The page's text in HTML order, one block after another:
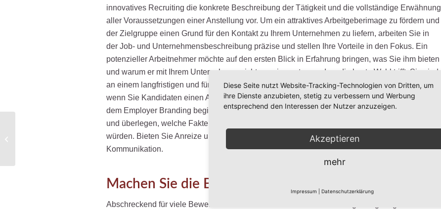
innovatives Recruiting die konkrete Beschreibung der Tätigkeit und die vollständige Erwähnung
aller Voraussetzungen einer Anstellung vor. Um ein attraktives Arbeitgeberimage zu fördern und
der Zielgruppe einen Grund für den Kontakt zu Ihrem Unternehmen zu liefern, arbeiten Sie in
der Job- und Unternehmensbeschreibung präzise und stellen Ihre Vorteile in den Fokus. Ein
potenzieller Arbeitnehmer möchte auf den ersten Blick in Erfahrung bringen, was Sie ihm bieten
und warum er mit Ihrem Unternehmen nicht nur eine gute, sondern die beste Wahl trifft. Sie sind
an einem langfristigen und für beide Seiten zufriedenstellenden Arbeitsvertrag interessiert,
wenn Sie Kandidaten einen Anreiz für die Tendenz zu Ihrer Firma bieten müssen. Ehe Sie mit
dem Employer Branding beginnen und Spezialisten für Ihre Firma suchen, kehren Sie in sich
und überlegen, welche Fakten für Sie in der Position der Fachkraft eine primäre Rolle spielen
würden. Bieten Sie Anreize und konzentrieren sich auf Quantität und Qualität der
Kommunikation.
Machen Sie die Bewerbung so einfach wie möglich
Abschreckend für viele Bewerber sind umständliche Online-Bewerbungs-Fragebogen. Für
Heimarbeit: Tipps für erfolgreiches
Diese Seite nutzt Website-Tracking-Technologien von Dritten, um
ihre Dienste anzubieten, stetig zu verbessern und Werbung
entsprechend den Interessen der Nutzer anzuzeigen.
Akzeptieren
mehr
Impressum Datenschutzerklärung